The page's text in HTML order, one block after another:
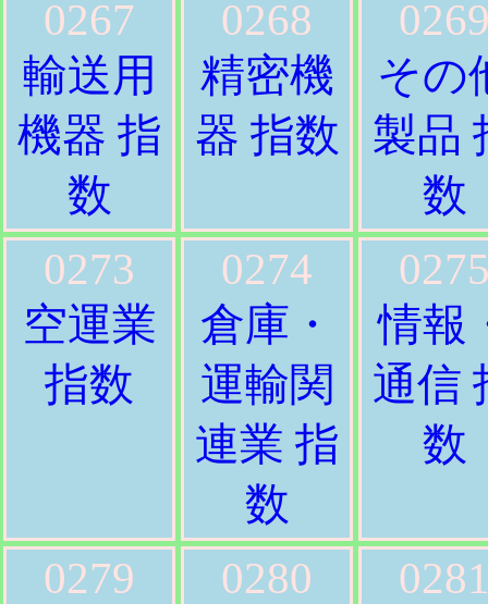
0267
輸送用
機器 指
数
0268
精密機
器 指数
その
製品
数
0273
空運業
指数
0274
倉庫・
運輸関
連業 指
数
情報
通信
数
0279
0280